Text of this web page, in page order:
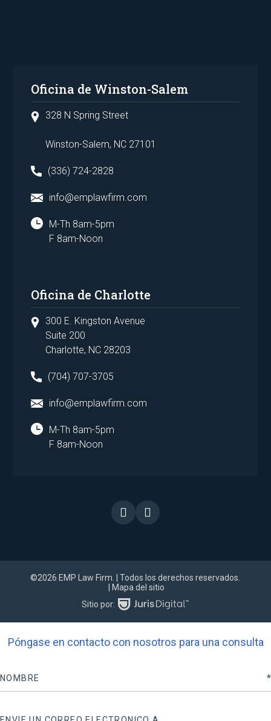
Oficina de Winston-Salem
328 N Spring Street
Winston-Salem, NC 27101
(336) 724-2828
info@emplawfirm.com
M-Th 8am-5pm
F 8am-Noon
Oficina de Charlotte
300 E. Kingston Avenue
Suite 200
Charlotte, NC 28203
(704) 707-3705
info@emplawfirm.com
M-Th 8am-5pm
F 8am-Noon
©2026 EMP Law Firm. | Todos los derechos reservados.
| Mapa del sitio
Sitio por:
Póngase en contacto con nosotros para una consulta